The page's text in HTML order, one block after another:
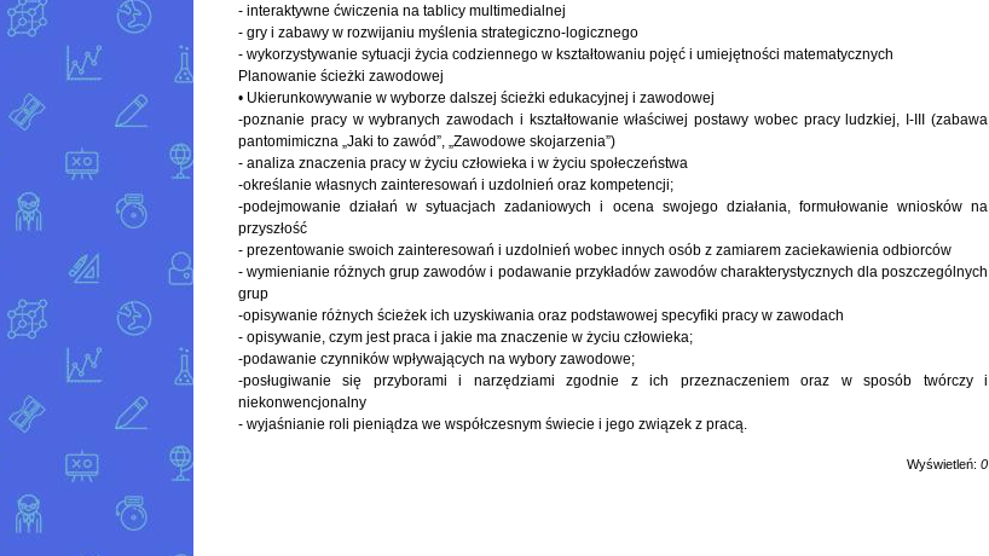
- interaktywne ćwiczenia na tablicy multimedialnej
- gry i zabawy w rozwijaniu myślenia strategiczno-logicznego
- wykorzystywanie sytuacji życia codziennego w kształtowaniu pojęć i umiejętności matematycznych
Planowanie ścieżki zawodowej
• Ukierunkowywanie w wyborze dalszej ścieżki edukacyjnej i zawodowej
-poznanie pracy w wybranych zawodach i kształtowanie właściwej postawy wobec pracy ludzkiej, I-III (zabawa
pantomimiczna „Jaki to zawód”, „Zawodowe skojarzenia”)
- analiza znaczenia pracy w życiu człowieka i w życiu społeczeństwa
-określanie własnych zainteresowań i uzdolnień oraz kompetencji;
-podejmowanie działań w sytuacjach zadaniowych i ocena swojego działania, formułowanie wniosków na
przyszłość
- prezentowanie swoich zainteresowań i uzdolnień wobec innych osób z zamiarem zaciekawienia odbiorców
- wymienianie różnych grup zawodów i podawanie przykładów zawodów charakterystycznych dla poszczególnych
grup
-opisywanie różnych ścieżek ich uzyskiwania oraz podstawowej specyfiki pracy w zawodach
- opisywanie, czym jest praca i jakie ma znaczenie w życiu człowieka;
-podawanie czynników wpływających na wybory zawodowe;
-posługiwanie się przyborami i narzędziami zgodnie z ich przeznaczeniem oraz w sposób twórczy i
niekonwencjonalny
- wyjaśnianie roli pieniądza we współczesnym świecie i jego związek z pracą.
Wyświetleń: 0